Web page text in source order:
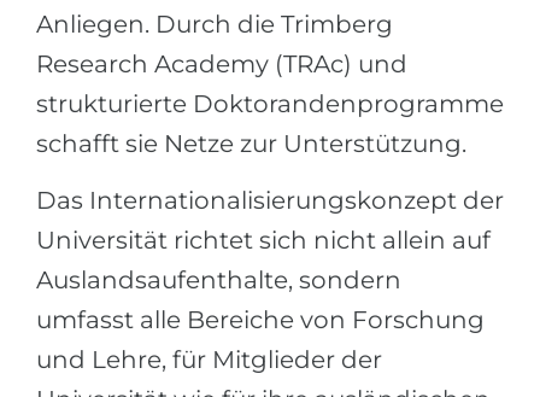
Anliegen. Durch die Trimberg
Research Academy (TRAc) und
strukturierte Doktorandenprogramme
schafft sie Netze zur Unterstützung.
Das Internationalisierungskonzept der
Universität richtet sich nicht allein auf
Auslandsaufenthalte, sondern
umfasst alle Bereiche von Forschung
und Lehre, für Mitglieder der